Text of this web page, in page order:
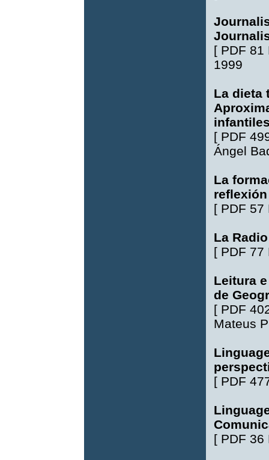
[ PDF 81
1999
La dieta
[ PDF
Ángel
La
[ PDF 57
La
[ PDF 77
Leitura
de
[ PDF
Mateus
[ PDF
[ PDF 36